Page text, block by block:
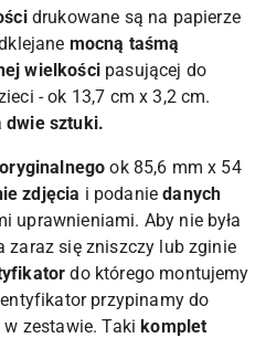
drukowane są na papierze
mocną taśmą
wielkościpasującej do
- ok 13,7 cm x 3,2 cm.
dwie sztuki.
oryginalnego ok 85,6 mm x 54
zdjęcia i podaniedanych
uprawnieniami. Aby nie była
zaraz się zniszczy lub zginie
do którego montujemy
przypinamy do
w zestawie. Takikomplet